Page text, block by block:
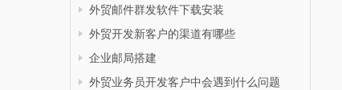
外贸邮件群发软件下载安装
外贸开发新客户的渠道有哪些
企业邮局搭建
外贸业务员开发客户中会遇到什么问题